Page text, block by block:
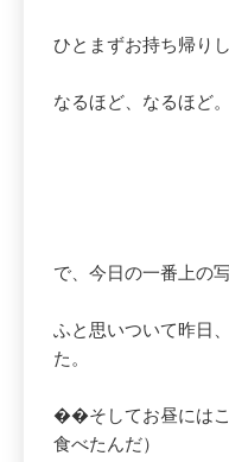
ひとまずお持ち帰り
なるほど、なるほど。
で、今日の一番上の
ふと思いついて昨日
た。
��そしてお昼にはこ
食べたんだ）